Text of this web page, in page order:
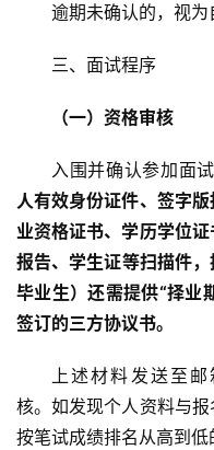
逾期未确认的，视为
三、面试程序
（一）资格审核
入围并确认参加面
人有效身份证件、签字
业资格证书、学历学位
报告、学生证等扫描件
毕业生）还需提供“择业
签订的三方协议书。
上述材料发送至邮
核。如发现个人资料与报
按笔试成绩排名从高到低